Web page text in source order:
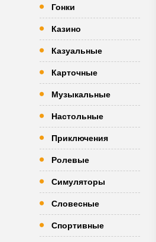
Гонки
Казино
Казуальные
Карточные
Музыкальные
Настольные
Приключения
Ролевые
Симуляторы
Словесные
Спортивные